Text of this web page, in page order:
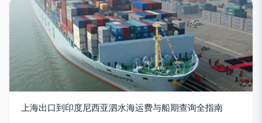
上海出口到印度尼西亚泗水海运费与船期查询全指南